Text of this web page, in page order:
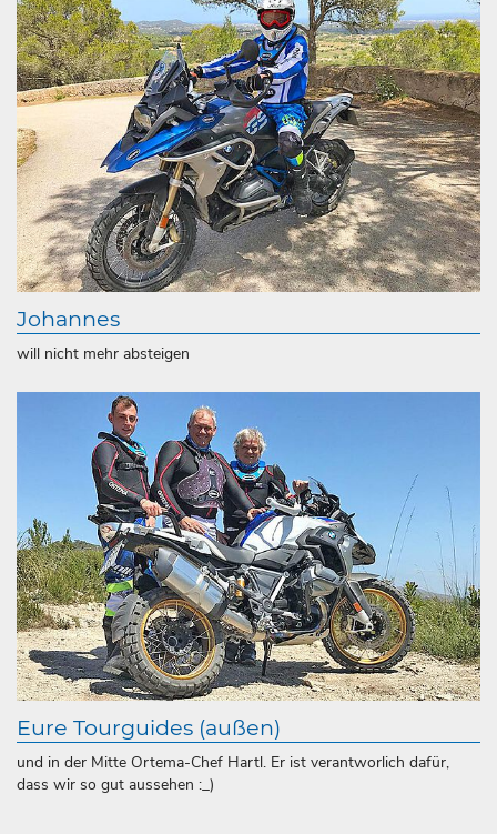
Johannes
will nicht mehr absteigen
Eure Tourguides (außen)
und in der Mitte Ortema-Chef Hartl. Er ist verantworlich dafür,
dass wir so gut aussehen :_)